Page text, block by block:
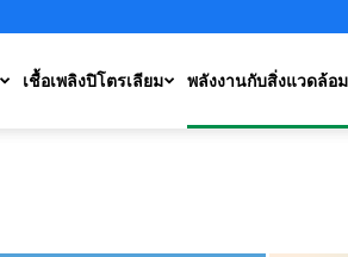
เชื้อเพลิงปิโตรเลียม พลังงานกับสิ่งแวดล้อม